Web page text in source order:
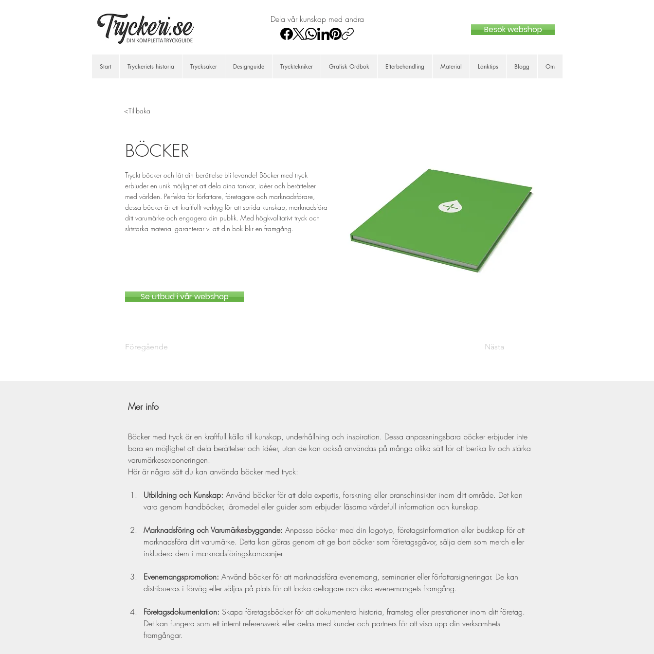
Start Tryckeriets historia Trycksaker Designguide Trycktekniker Grafisk Ordbok Efterbehandling Material Länktips Blogg Om
Dela vår kunskap med andra
Besök webshop
<Tillbaka
BÖCKER
Tryckt böcker och låt din berättelse bli levande! Böcker med tryck
erbjuder en unik möjlighet att dela dina tankar, idéer och berättelser
med världen. Perfekta för författare, företagare och marknadsförare,
dessa böcker är ett kraftfullt verktyg för att sprida kunskap, marknadsföra
ditt varumärke och engagera din publik. Med högkvalitativt tryck och
slitstarka material garanterar vi att din bok blir en framgång.
Se utbud i vår webshop
Föregående Nästa
Mer info
Böcker med tryck är en kraftfull källa till kunskap, underhållning och inspiration. Dessa anpassningsbara böcker erbjuder inte
bara en möjlighet att dela berättelser och idéer, utan de kan också användas på många olika sätt för att berika liv och stärka
varumärkesexponeringen.
Här är några sätt du kan använda böcker med tryck:
Utbildning och Kunskap: Använd böcker för att dela expertis, forskning eller branschinsikter inom ditt område. Det kan
vara genom handböcker, läromedel eller guider som erbjuder läsarna värdefull information och kunskap.
Marknadsföring och Varumärkesbyggande: Anpassa böcker med din logotyp, företagsinformation eller budskap för att
marknadsföra ditt varumärke. Detta kan göras genom att ge bort böcker som företagsgåvor, sälja dem som merch eller
inkludera dem i marknadsföringskampanjer.
Evenemangspromotion: Använd böcker för att marknadsföra evenemang, seminarier eller författarsigneringar. De kan
distribueras i förväg eller säljas på plats för att locka deltagare och öka evenemangets framgång.
Företagsdokumentation: Skapa företagsböcker för att dokumentera historia, framsteg eller prestationer inom ditt företag.
Det kan fungera som ett internt referensverk eller delas med kunder och partners för att visa upp din verksamhets
framgångar.